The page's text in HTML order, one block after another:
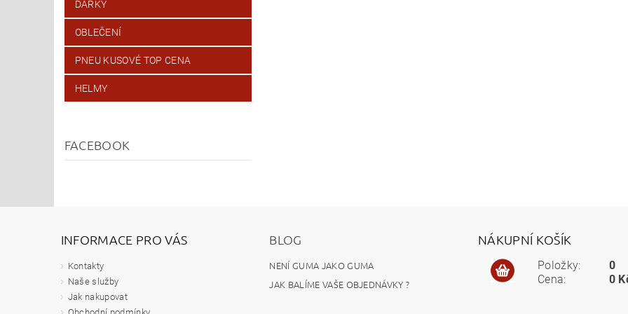
DÁRKY
OBLEČENÍ
PNEU KUSOVÉ TOP CENA
HELMY
FACEBOOK
INFORMACE PRO VÁS
Kontakty
Naše služby
Jak nakupovat
BLOG
NENÍ GUMA JAKO GUMA
JAK BALÍME VAŠE OBJEDNÁVKY ?
NÁKUPNÍ KOŠÍK
Položky:
Cena:
0
0